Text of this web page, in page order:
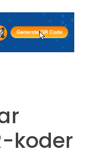
koder